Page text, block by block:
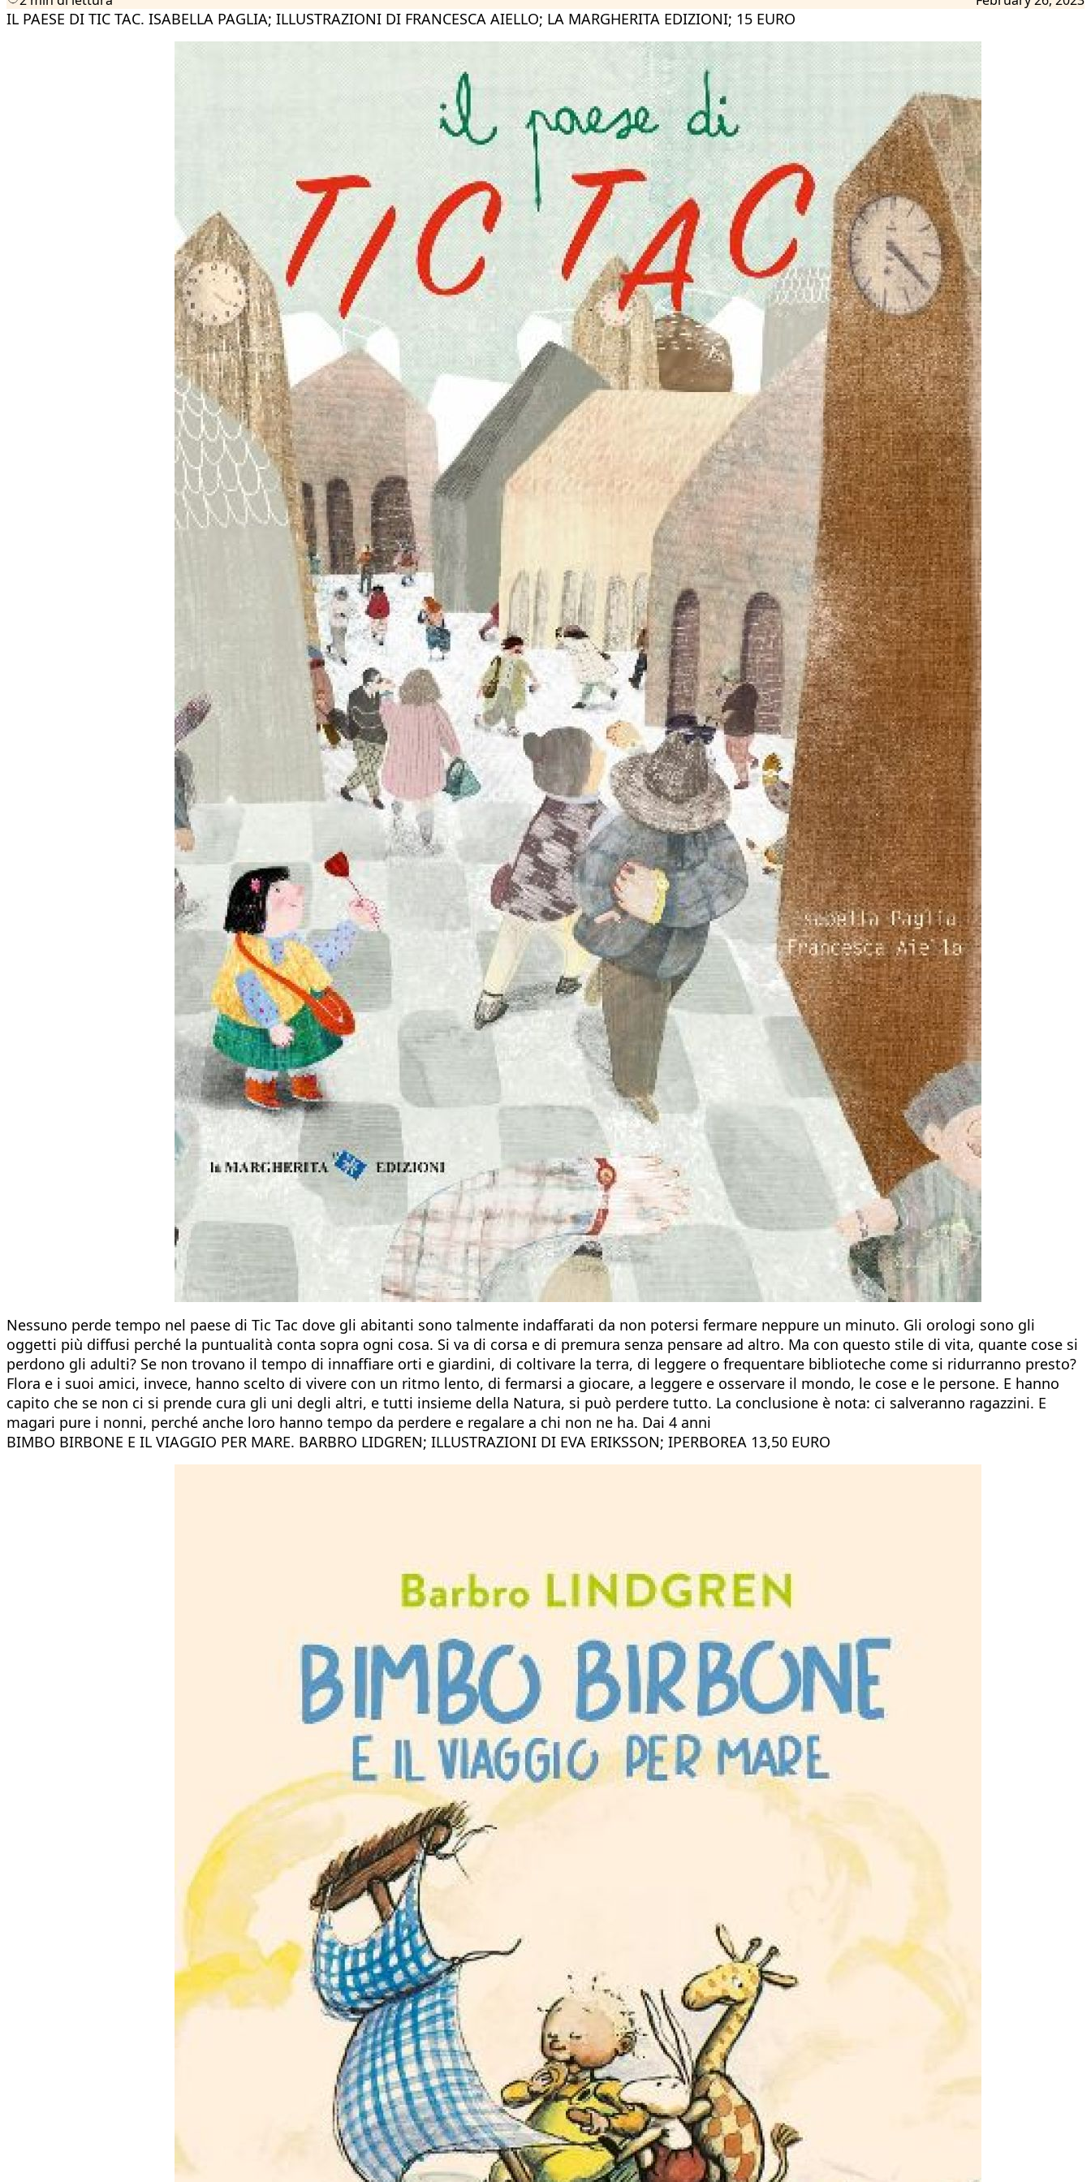
IL PAESE DI TIC TAC. ISABELLA PAGLIA; ILLUSTRAZIONI DI FRANCESCA AIELLO; LA MARGHERITA EDIZIONI; 15 EURO
Nessuno perde tempo nel paese di Tic Tac dove gli abitanti sono talmente indaffarati da non potersi fermare neppure un minuto. Gli orologi sono gli
oggetti più diffusi perché la puntualità conta sopra ogni cosa. Si va di corsa e di premura senza pensare ad altro. Ma con questo stile di vita, quante cose si
perdono gli adulti? Se non trovano il tempo di innaffiare orti e giardini, di coltivare la terra, di leggere o frequentare biblioteche come si ridurranno presto?
Flora e i suoi amici, invece, hanno scelto di vivere con un ritmo lento, di fermarsi a giocare, a leggere e osservare il mondo, le cose e le persone. E hanno
capito che se non ci si prende cura gli uni degli altri, e tutti insieme della Natura, si può perdere tutto. La conclusione è nota: ci salveranno ragazzini. E
magari pure i nonni, perché anche loro hanno tempo da perdere e regalare a chi non ne ha. Dai 4 anni
BIMBO BIRBONE E IL VIAGGIO PER MARE. BARBRO LIDGREN; ILLUSTRAZIONI DI EVA ERIKSSON; IPERBOREA 13,50 EURO